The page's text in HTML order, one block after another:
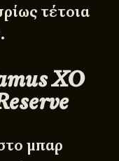
τέτοια
XO
μπαρ